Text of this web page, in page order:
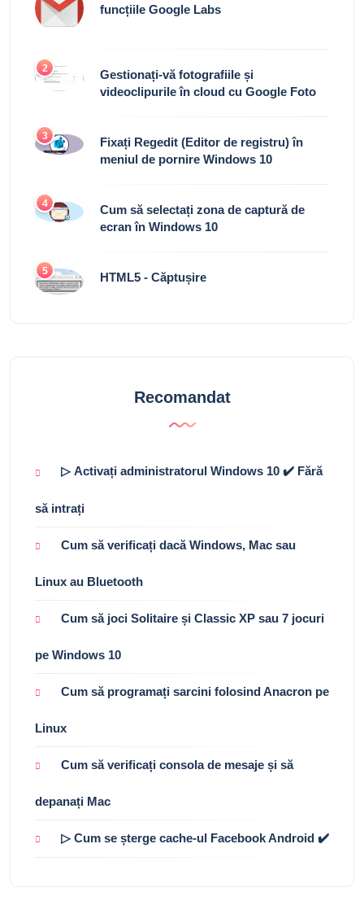
funcțiile Google Labs
2
Gestionați-vă fotografiile și
videoclipurile în cloud cu Google Foto
3
Fixați Regedit (Editor de registru) în
meniul de pornire Windows 10
4
Cum să selectați zona de captură de
ecran în Windows 10
5 HTML5 - Căptușire
Recomandat
▷ Activați administratorul Windows 10 ✔️ Fără
să intrați
Cum să verificați dacă Windows, Mac sau
Linux au Bluetooth
Cum să joci Solitaire și Classic XP sau 7 jocuri
pe Windows 10
Cum să programați sarcini folosind Anacron pe
Linux
Cum să verificați consola de mesaje și să
depanați Mac
▷ Cum se șterge cache-ul Facebook Android ✔️